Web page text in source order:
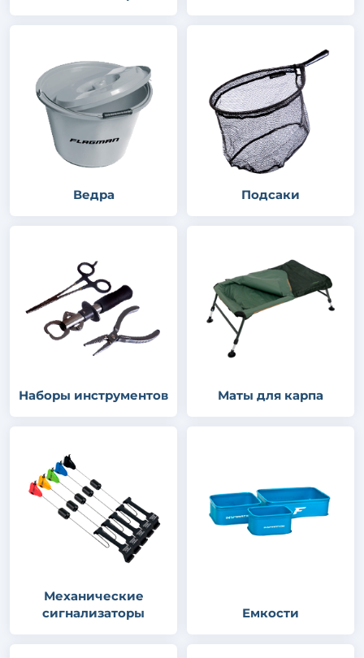
Ведра Подсаки
Наборы инструментов Маты для карпа
Механические
сигнализаторы
Емкости